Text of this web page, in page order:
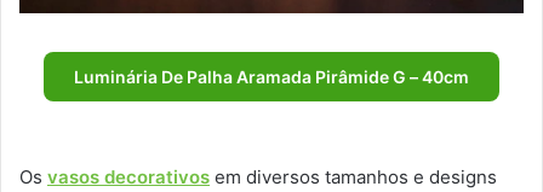
Luminária De Palha Aramada Pirâmide G – 40cm
Os vasos decorativos em diversos tamanhos e designs